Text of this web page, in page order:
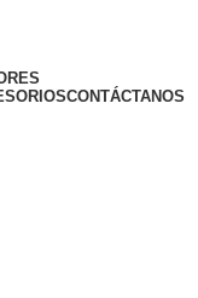
CONTÁCTANOS